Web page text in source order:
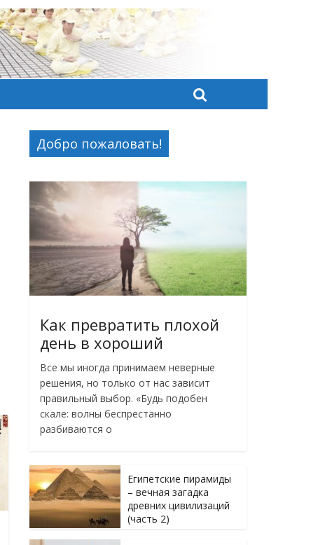
Добро пожаловать!
Как превратить плохой
день в хороший
Все мы иногда принимаем неверные
решения, но только от нас зависит
правильный выбор. «Будь подобен
скале: волны беспрестанно
разбиваются о
Египетские пирамиды
– вечная загадка
древних цивилизаций
(часть 2)